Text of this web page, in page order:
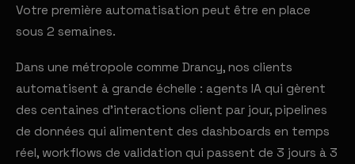
Votre première automatisation peut être en place
sous 2 semaines.
Dans une métropole comme Drancy, nos clients
automatisent à grande échelle : agents IA qui gèrent
des centaines d'interactions client par jour, pipelines
de données qui alimentent des dashboards en temps
réel, workflows de validation qui passent de 3 jours à 3